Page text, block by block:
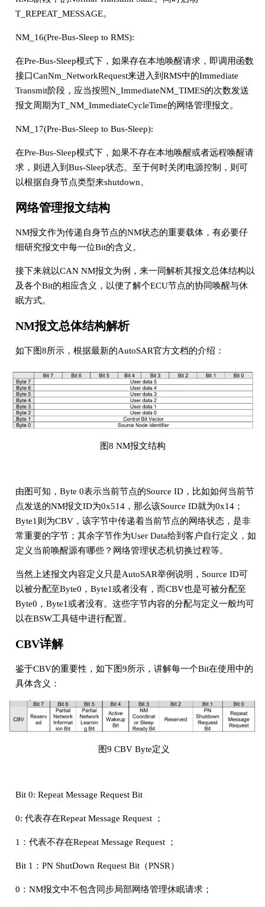
T_REPEAT_MESSAGE。
NM_16(Pre-Bus-Sleep to RMS):
在Pre-Bus-Sleep模式下，如果存在本地唤醒请求，即调用函数
接口CanNm_NetworkRequest来进入到RMS中的Immediate
Transmit阶段，应当按照N_ImmediateNM_TIMES的次数发送
报文周期为T_NM_ImmediateCycleTime的网络管理报文。
NM_17(Pre-Bus-Sleep to Bus-Sleep):
在Pre-Bus-Sleep模式下，如果不存在本地唤醒或者远程唤醒请
求，则进入到Bus-Sleep状态。至于何时关闭电源控制，则可
以根据自身节点类型来shutdown。
网络管理报文结构
NM报文作为传递自身节点的NM状态的重要载体，有必要仔
细研究报文中每一位Bit的含义。
接下来就以CAN NM报文为例，来一同解析其报文总体结构以
及各个Bit的相应含义，以便了解个ECU节点的协同唤醒与休
眠方式。
NM报文总体结构解析
如下图8所示，根据最新的AutoSAR官方文档的介绍：
​图8 NM报文结构
由图可知，Byte 0表示当前节点的Source ID，比如如何当前节
点发送的NM报文ID为0x514，那么该Source ID就为0x14；
Byte1则为CBV，该字节中传递着当前节点的网络状态，是非
常重要的字节；其余字节作为User Data给到客户自行定义，如
定义当前唤醒源有哪些？网络管理状态机切换过程等。
当然上述报文内容定义只是AutoSAR举例说明，Source ID可
以被分配至Byte0，Byte1或者没有，而CBV也是可被分配至
Byte0，Byte1或者没有。这些字节内容的分配与定义一般均可
以在BSW工具链中进行配置。
CBV详解
鉴于CBV的重要性，如下图9所示，讲解每一个Bit在使用中的
具体含义：
​ 图9 CBV Byte定义
Bit 0: Repeat Message Request Bit
0: 代表存在Repeat Message Request ；
1：代表不存在Repeat Message Request ；
Bit 1：PN ShutDown Request Bit（PNSR）
0：NM报文中不包含同步局部网络管理休眠请求；